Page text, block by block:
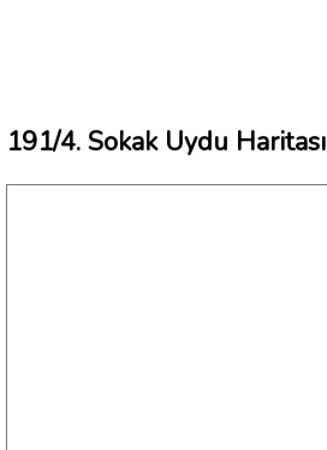
191/4. Sokak Uydu Haritası